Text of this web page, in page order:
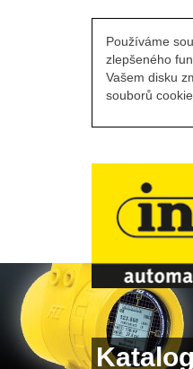
Používáme
zlepšeného
Vašem disku
souborů